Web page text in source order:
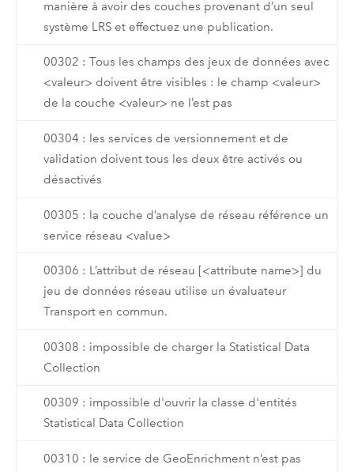
manière à avoir des couches provenant d’un seul
système LRS et effectuez une publication.
00302 : Tous les champs des jeux de données avec
<valeur> doivent être visibles : le champ <valeur>
de la couche <valeur> ne l’est pas
00304 : les services de versionnement et de
validation doivent tous les deux être activés ou
désactivés
00305 : la couche d’analyse de réseau référence un
service réseau <value>
00306 : L’attribut de réseau [<attribute name>] du
jeu de données réseau utilise un évaluateur
Transport en commun.
00308 : impossible de charger la Statistical Data
Collection
00309 : impossible d'ouvrir la classe d'entités
Statistical Data Collection
00310 : le service de GeoEnrichment n’est pas